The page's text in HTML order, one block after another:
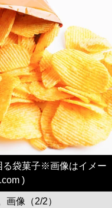
る袋菓子※画像はイメー
)
画像（2/2）